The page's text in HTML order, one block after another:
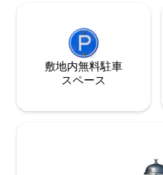
敷地内無料駐⁠車
ス⁠ペ⁠ー⁠ス